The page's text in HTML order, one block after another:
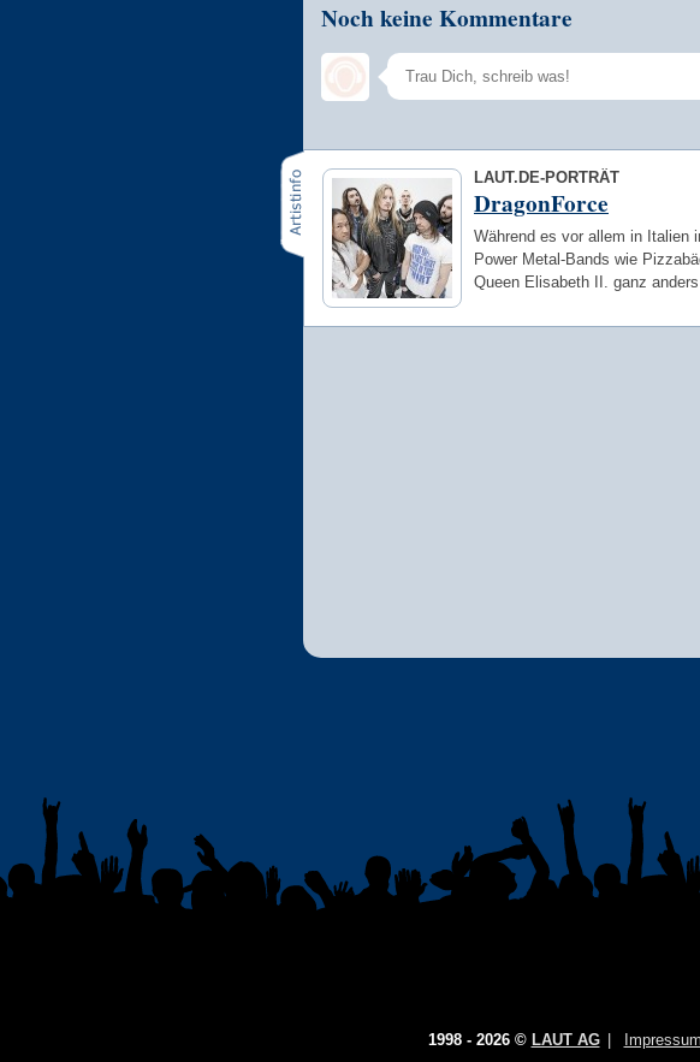
Noch keine Kommentare
LAUT.DE-PORTRÄT
DragonForce
Während es vor allem in Italien
Power Metal-Bands wie
Queen Elisabeth II. ganz
1998 - 2026 © LAUT AG Impressum